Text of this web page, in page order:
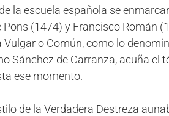
la escuela española se
Pons (1474) y Francisco Román
Vulgar o Común, como lo
Sánchez de Carranza, acuña el
ese momento.
de la Verdadera Destreza